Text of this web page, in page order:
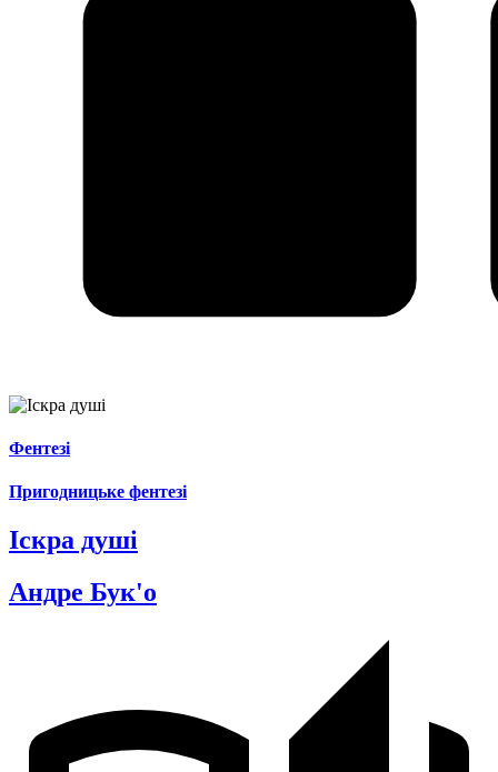
Фентезі
Пригодницьке фентезі
Іскра душі
Андре Бук'о